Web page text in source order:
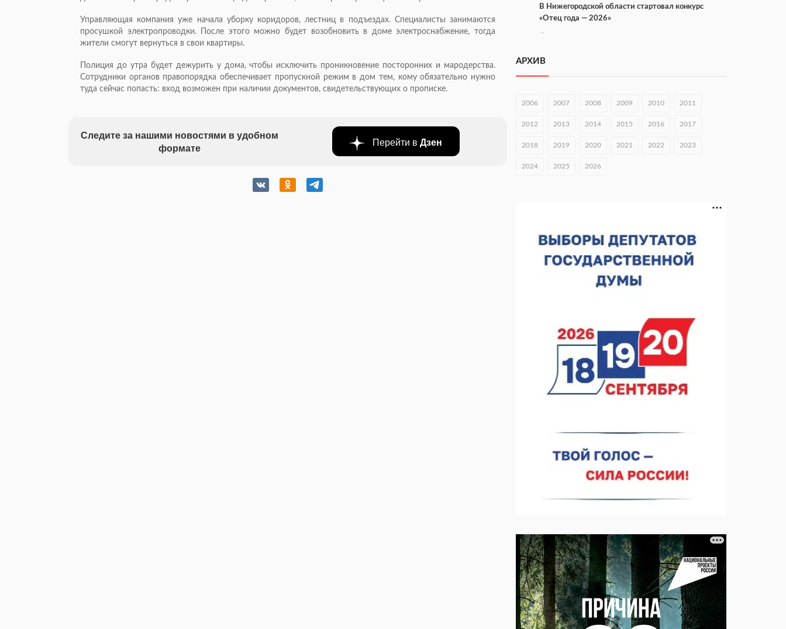
Управляющая компания уже начала уборку коридоров, лестниц в подъездах. Специалисты занимаются
просушкой электропроводки. После этого можно будет возобновить в доме электроснабжение, тогда
жители смогут вернуться в свои квартиры.
Полиция до утра будет дежурить у дома, чтобы исключить проникновение посторонних и мародерства.
Сотрудники органов правопорядка обеспечивает пропускной режим в дом тем, кому обязательно нужно
туда сейчас попасть: вход возможен при наличии документов, свидетельствующих о прописке.
Следите за нашими новостями в удобном
формате
Перейти в Дзен
В Нижегородской области стартовал конкурс
«Отец года — 2026»
Городец подписал соглашения с Кара-Кулем и
вырос в 1,9 раза
В Нижнем Новгороде открыли фестиваль «Семья
06.08.2026 15:26
Видели ночь, бежали всю ночь... На
Нижневолжской набережной прошел необычный
06.08.2026 15:05
Нижегородские хирурги выполнили трансоральную
операцию на щитовидной железе
06.08.2026 15:03
АРХИВ
2006 2007 2008 2009 2010 2011
2012 2013 2014 2015 2016 2017
2018 2019 2020 2021 2022 2023
2024 2025 2026